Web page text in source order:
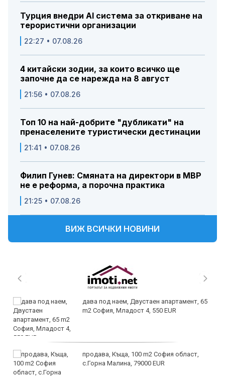
Турция внедри AI система за откриване на
терористични организации
22:27 • 07.08.26
4 китайски зодии, за които всичко ще
започне да се нарежда на 8 август
21:56 • 07.08.26
Топ 10 на най-добрите "дубликати" на
пренаселените туристически дестинации
21:41 • 07.08.26
Филип Гунев: Смяната на директори в МВР
не е реформа, а порочна практика
21:25 • 07.08.26
ВИЖ ВСИЧКИ НОВИНИ
дава под наем, Двустаен апартамент, 65
m2 София, Младост 4, 550 EUR
продава, Къща, 100 m2 София област,
с.Горна Малина, 79000 EUR